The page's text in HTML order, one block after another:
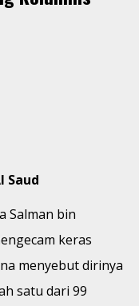
Saud
Salman bin
keras
menyebut dirinya
satu dari 99